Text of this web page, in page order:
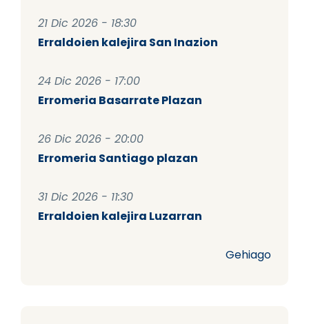
21 Dic 2026 - 18:30
Erraldoien kalejira San Inazion
24 Dic 2026 - 17:00
Erromeria Basarrate Plazan
26 Dic 2026 - 20:00
Erromeria Santiago plazan
31 Dic 2026 - 11:30
Erraldoien kalejira Luzarran
Gehiago